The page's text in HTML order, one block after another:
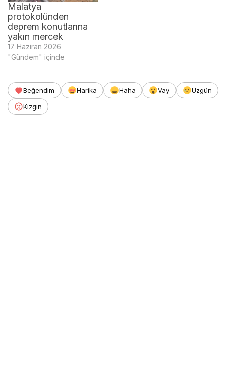
Malatya
protokolünden
deprem konutlarına
yakın mercek
17 Haziran 2026
"Gündem" içinde
Beğendim Harika Haha Vay
Üzgün
Kızgın